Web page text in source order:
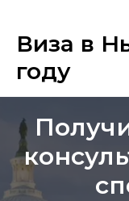
Виза в
году